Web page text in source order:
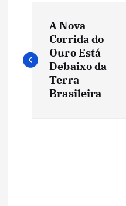
a
v
A Nova
Corrida do
Ouro Está
Debaixo da
Terra
Brasileira